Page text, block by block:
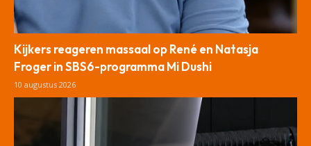
Kijkers reageren massaal op René en Natasja
Froger in SBS6-programma Mi Dushi
10 augustus 2026